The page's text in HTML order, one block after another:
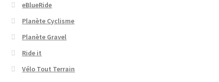
eBlueRide
Planète Cyclisme
Planète Gravel
Ride it
Vélo Tout Terrain